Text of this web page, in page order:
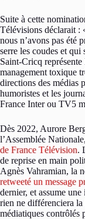
Suite à cette
Télévisions déclarait :
nous n’avons pas été
serre les coudes et
Saint-Cricq
management toxique
directions des médias
humoristes et les
France Inter ou TV5
Dès 2022, Aurore
l’Assemblée
de France Télévision.
de reprise en main
Agnès Vahramian, la
retweeté un message
dernier, et assume
rien ne différenciera
médiatiques contrôlés